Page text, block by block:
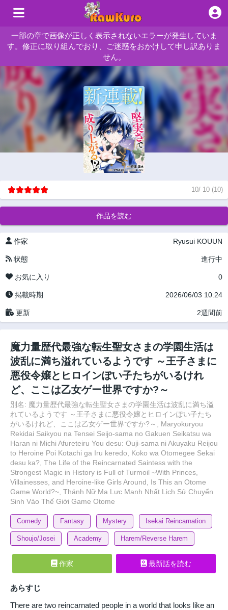
一部の章で画像が正しく表示されないエラーが発生していま
す。修正に取り組んでおり、ご迷惑をおかけして申し訳ありま
せん。
10/ 10 (10)
作品を読む
作家 Ryusui KOUUN
状態 進行中
お気に入り 0
掲載時期 2026/06/03 10:24
更新 2週間前
魔力量歴代最強な転生聖女さまの学園生活は
波乱に満ち溢れているようです ～王子さまに
悪役令嬢とヒロインぽい子たちがいるけれ
ど、ここは乙女ゲー世界ですか?～
別名: 魔力量歴代最強な転生聖女さまの学園生活は波乱に満ち溢
れているようです ～王子さまに悪役令嬢とヒロインぽい子たち
がいるけれど、ここは乙女ゲー世界ですか?～, Maryokuryou
Rekidai Saikyou na Tensei Seijo-sama no Gakuen Seikatsu wa
Haran ni Michi Afureteiru You desu: Ouji-sama ni Akuyaku Reijou
to Heroine Poi Kotachi ga Iru keredo, Koko wa Otomegee Sekai
desu ka?, The Life of the Reincarnated Saintess with the
Strongest Magic in History is Full of Turmoil ~With Princes,
Villainesses, and Heroine-like Girls Around, Is This an Otome
Game World?~, Thánh Nữ Ma Lực Mạnh Nhất Lịch Sử Chuyển
Sinh Vào Thế Giới Game Otome
Comedy Fantasy Mystery Isekai Reincarnation
Shoujo/Josei Academy Harem/Reverse Harem
作家 最新話を読む
あらすじ
There are two reincarnated people in a world that looks like an